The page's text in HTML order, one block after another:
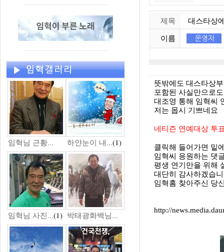
임혁님 근황... 하얀눈이 내...(1)
임혁님 사진...(1) 박태광화백님...
제목 대스타상
이름
뜻밖에도 대스타상
포함된 사실만으로
대조영 통해 임혁씨
저는 몹시 기쁘네요
네티즌 연예대상 투
클릭해 들어가면 밑
임혁씨 응원하는 댓
평생 연기만을 위해
대단히 감사하겠습
임혁홈 찾아주신 당
http://